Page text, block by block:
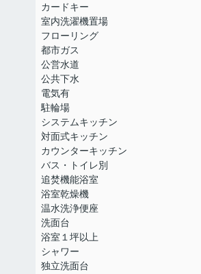
カードキー
室内洗濯機置場
フローリング
都市ガス
公営水道
公共下水
電気有
駐輪場
システムキッチン
対面式キッチン
カウンターキッチン
バス・トイレ別
追焚機能浴室
浴室乾燥機
温水洗浄便座
洗面台
浴室１坪以上
シャワー
独立洗面台